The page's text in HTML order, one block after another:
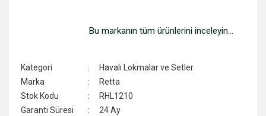
Bu markanın tüm ürünlerini inceleyin...
Kategori
Havalı Lokmalar ve Setler
Marka
Retta
Stok Kodu
RHL1210
Garanti Süresi
24 Ay